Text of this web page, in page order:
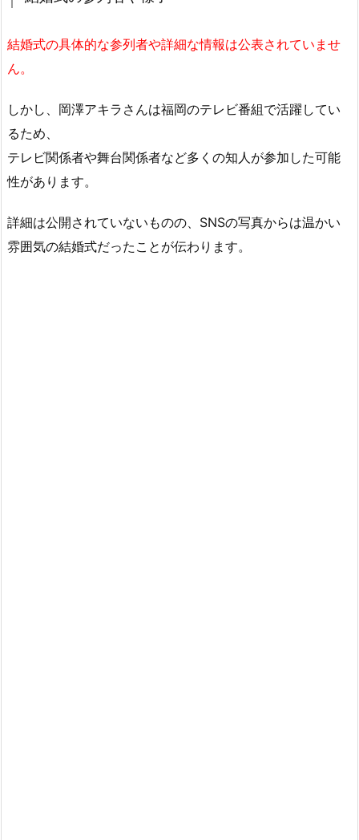
結婚式の具体的な参列者や詳細な情報は公表されていませ
ん。
しかし、岡澤アキラさんは福岡のテレビ番組で活躍してい
るため、
テレビ関係者や舞台関係者など多くの知人が参加した可能
性があります。
詳細は公開されていないものの、SNSの写真からは温かい
雰囲気の結婚式だったことが伝わります。